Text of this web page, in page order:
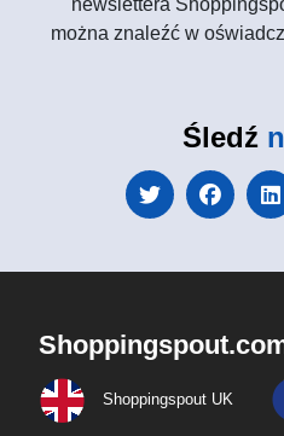
newslettera
można znaleźć w
Śledź
Shoppingspout UK